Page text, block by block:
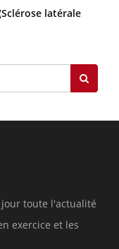
latérale
jour toute l'actualité
exercice et les